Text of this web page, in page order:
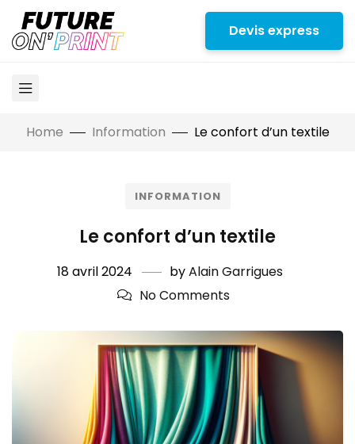
Devis express
Home Information Le confort d’un textile
INFORMATION
Le confort d’un textile
18 avril 2024 byAlain Garrigues
No Comments